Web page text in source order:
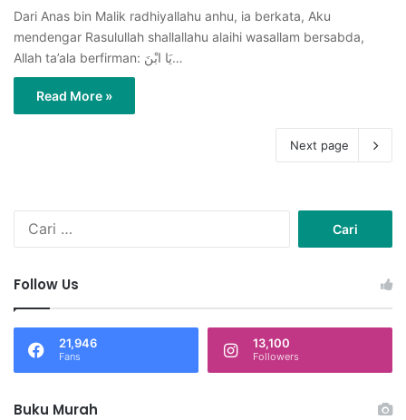
Dari Anas bin Malik radhiyallahu anhu, ia berkata, Aku
mendengar Rasulullah shallallahu alaihi wasallam bersabda,
Allah ta’ala berfirman: يَا ابْنَ…
Read More »
Next page
u
k
Follow Us
21,946
Fans
13,100
Followers
Buku Murah